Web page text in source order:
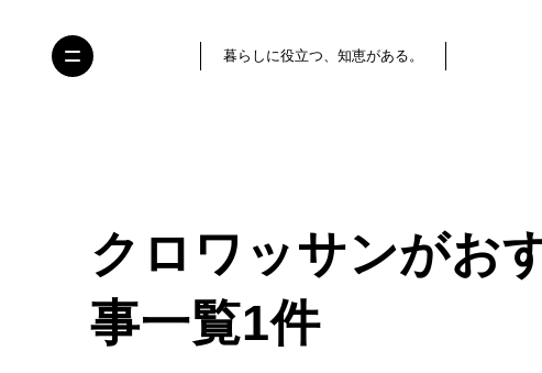
暮らしに役立つ、知恵がある。
クロワッサンがお
事一覧1件